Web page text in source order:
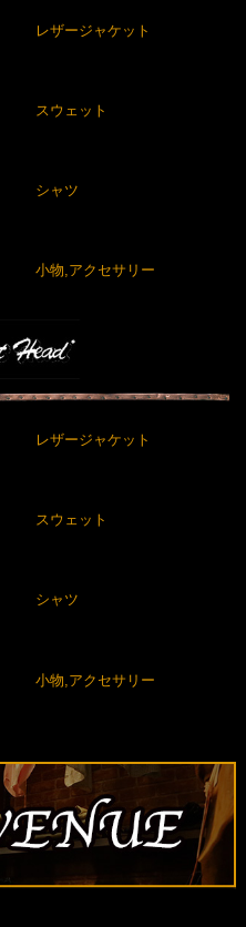
レザージャケット
スウェット
シャツ
小物,アクセサリー
レザージャケット
スウェット
シャツ
小物,アクセサリー